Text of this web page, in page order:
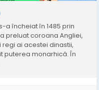
a încheiat în 1485 prin
preluat coroana Angliei,
ai acestei dinastii,
puterea monarhică. În